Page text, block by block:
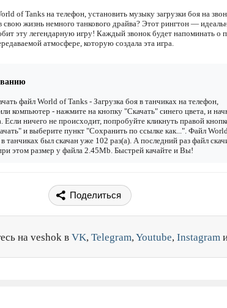
of Tanks на телефон, установить музыку загрузки боя на
свою жизнь немного танкового драйва? Этот рингтон —
эту легендарную игру! Каждый звонок будет напоминать о
атмосфере, которую создала эта игра.
файл World of Tanks - Загрузка боя в танчиках на телефон,
компьютер - нажмите на кнопку "Скачать" синего цвета, и
Если ничего не происходит, попробуйте кликнуть правой
и выберите пункт "Сохранить по ссылке как...". Файл
танчиках был скачан уже 102 раз(а). А последний раз файл
этом размер у файла 2.45Mb. Быстрей качайте и Вы!
Поделиться
на veshok в VK, Telegram,Youtube, Instagram